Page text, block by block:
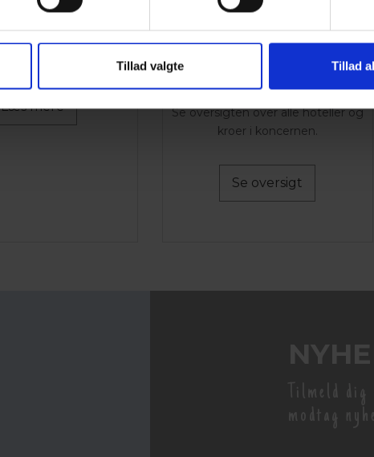
Tillad valgte Tillad
Læs mere
A/S
Hotel Marina er en del af Danske
Hoteller A/S.
Se oversigten over alle hoteller og
kroer i koncernen.
Se oversigt
Tilmeld dig
modtag